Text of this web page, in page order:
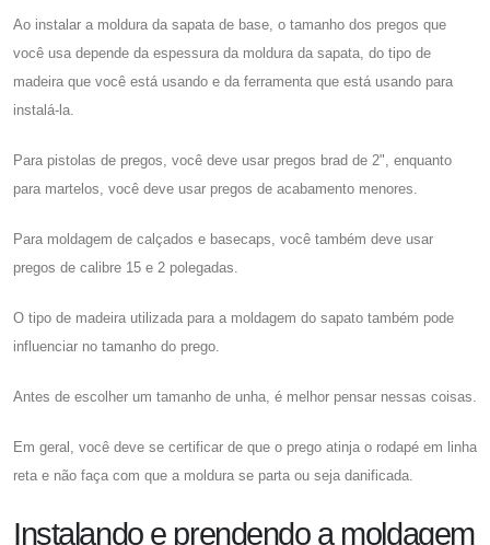
Ao instalar a moldura da sapata de base, o tamanho dos pregos que
você usa depende da espessura da moldura da sapata, do tipo de
madeira que você está usando e da ferramenta que está usando para
instalá-la.
Para pistolas de pregos, você deve usar pregos brad de 2", enquanto
para martelos, você deve usar pregos de acabamento menores.
Para moldagem de calçados e basecaps, você também deve usar
pregos de calibre 15 e 2 polegadas.
O tipo de madeira utilizada para a moldagem do sapato também pode
influenciar no tamanho do prego.
Antes de escolher um tamanho de unha, é melhor pensar nessas coisas.
Em geral, você deve se certificar de que o prego atinja o rodapé em linha
reta e não faça com que a moldura se parta ou seja danificada.
Instalando e prendendo a moldagem